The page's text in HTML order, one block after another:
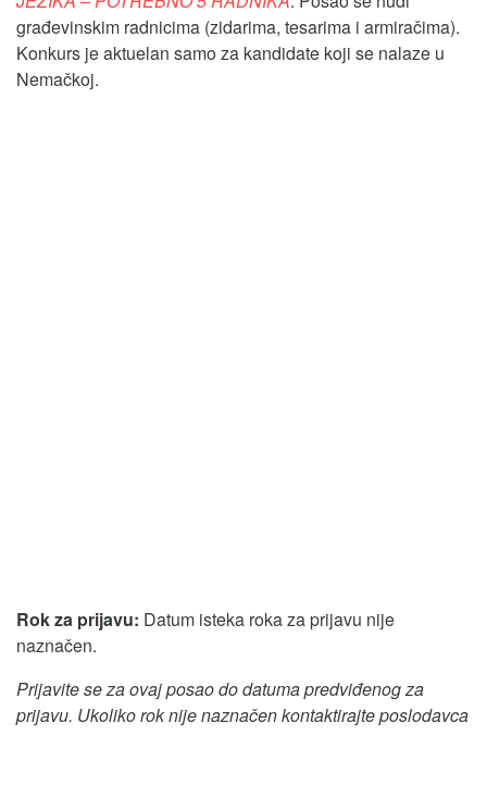
građevinskim radnicima (zidarima, tesarima i armiračima).
Konkurs je aktuelan samo za kandidate koji se nalaze u
Nemačkoj.
Rok za prijavu: Datum isteka roka za prijavu nije
naznačen.
Prijavite se za ovaj posao do datuma predviđenog za
prijavu. Ukoliko rok nije naznačen kontaktirajte poslodavca